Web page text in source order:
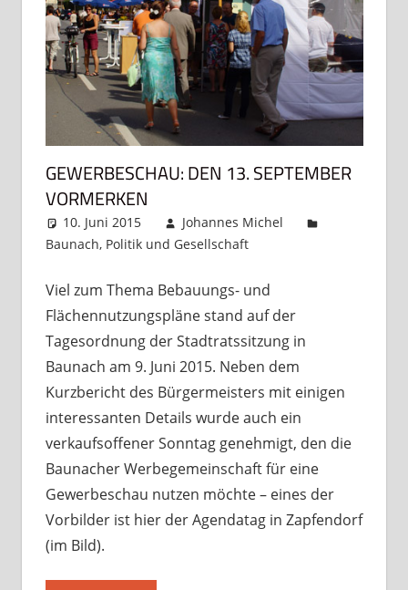
GEWERBESCHAU: DEN 13. SEPTEMBER
VORMERKEN
10. Juni 2015
Johannes Michel
Baunach, Politik und Gesellschaft
Viel zum Thema Bebauungs- und
Flächennutzungspläne stand auf der
Tagesordnung der Stadtratssitzung in
Baunach am 9. Juni 2015. Neben dem
Kurzbericht des Bürgermeisters mit einigen
interessanten Details wurde auch ein
verkaufsoffener Sonntag genehmigt, den die
Baunacher Werbegemeinschaft für eine
Gewerbeschau nutzen möchte – eines der
Vorbilder ist hier der Agendatag in Zapfendorf
(im Bild).